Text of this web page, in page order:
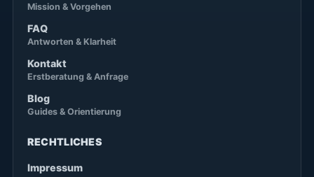
Mission & Vorgehen
FAQ
Antworten & Klarheit
Kontakt
Erstberatung & Anfrage
Blog
Guides & Orientierung
RECHTLICHES
Impressum